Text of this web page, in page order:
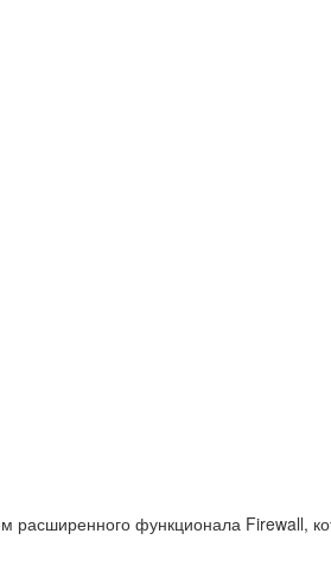
расширенного функционала Firewall,